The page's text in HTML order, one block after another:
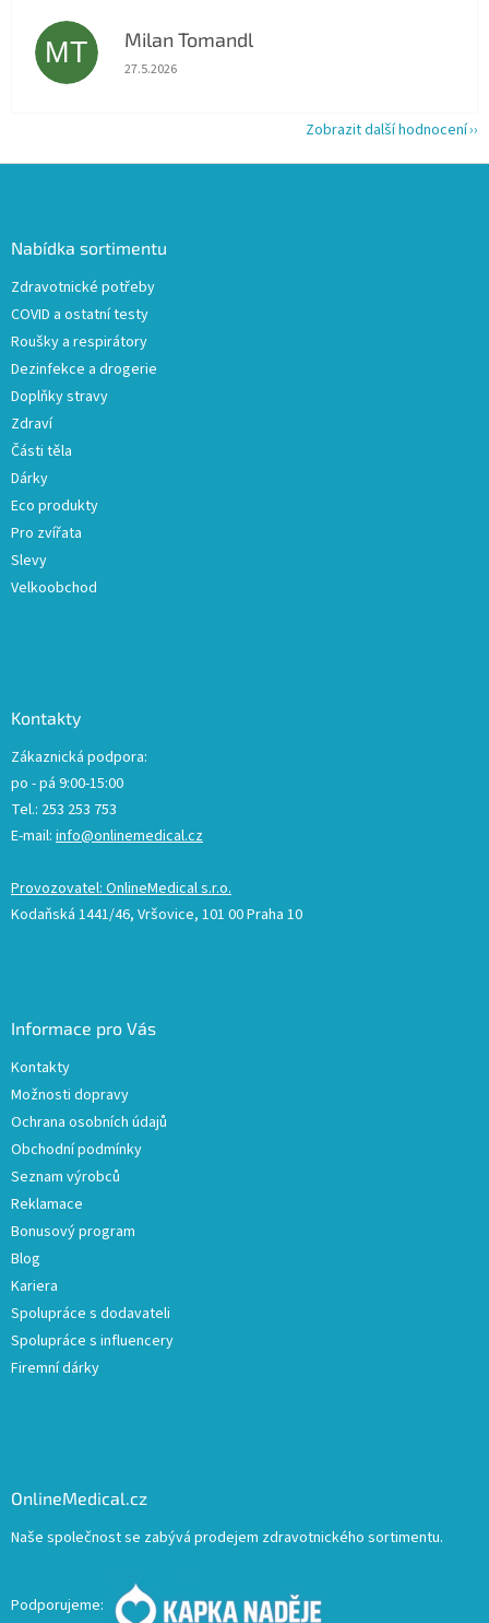
MT Milan Tomandl
Hodnocení obchodu je 5 z 5 hvězdiček.
27.5.2026
Zobrazit další hodnocení
Nabídka sortimentu
Zdravotnické potřeby
COVID a ostatní testy
Roušky a respirátory
Dezinfekce a drogerie
Doplňky stravy
Zdraví
Části těla
Dárky
Eco produkty
Pro zvířata
Slevy
Velkoobchod
Kontakty
Zákaznická podpora:
po - pá 9:00-15:00
Tel.: 253 253 753
E-mail: info@onlinemedical.cz
Provozovatel: OnlineMedical s.r.o.
Kodaňská 1441/46, Vršovice, 101 00 Praha 10
Informace pro Vás
Kontakty
Možnosti dopravy
Ochrana osobních údajů
Obchodní podmínky
Seznam výrobců
Reklamace
Bonusový program
Blog
Kariera
Spolupráce s dodavateli
Spolupráce s influencery
Firemní dárky
OnlineMedical.cz
Naše společnost se zabývá prodejem zdravotnického sortimentu.
Podporujeme: